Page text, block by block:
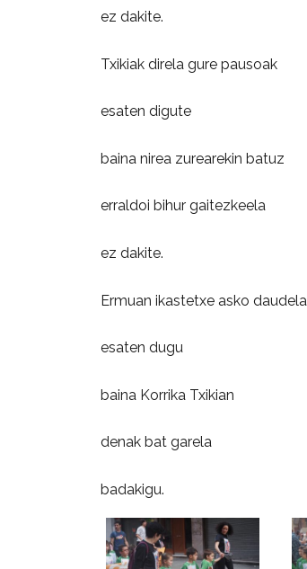
ez dakite.
Txikiak direla gure pausoak
esaten digute
baina nirea zurearekin batuz
erraldoi bihur gaitezkeela
ez dakite.
Ermuan ikastetxe asko daudela
esaten dugu
baina Korrika Txikian
denak bat garela
badakigu.